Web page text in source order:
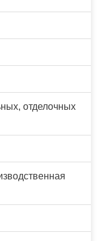
отделочных